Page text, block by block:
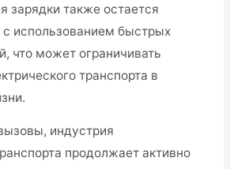
зарядки также остается
использованием быстрых
что может ограничивать
транспорта в
индустрия
продолжает активно